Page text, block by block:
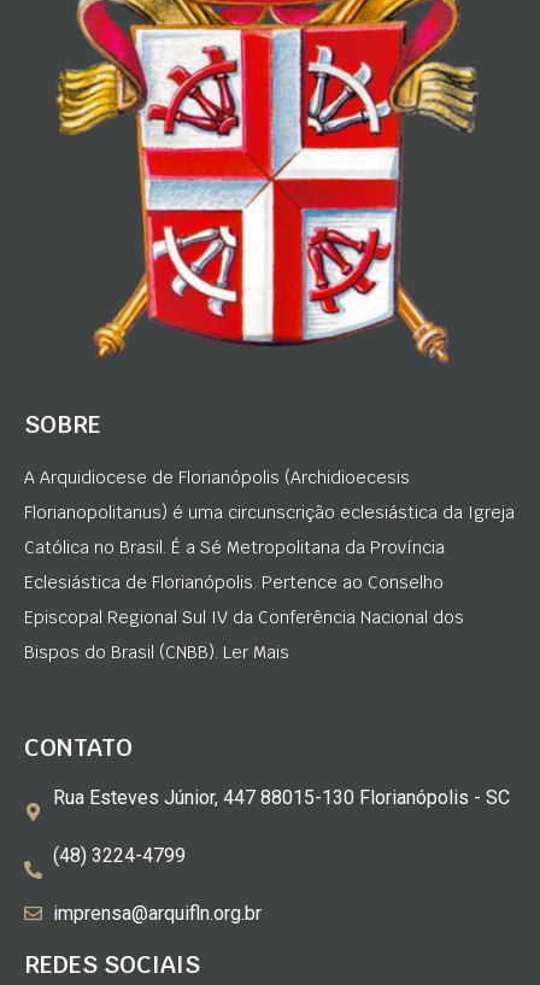
SOBRE
A Arquidiocese de Florianópolis (Archidioecesis
Florianopolitanus) é uma circunscrição eclesiástica da Igreja
Católica no Brasil. É a Sé Metropolitana da Província
Eclesiástica de Florianópolis. Pertence ao Conselho
Episcopal Regional Sul IV da Conferência Nacional dos
Bispos do Brasil (CNBB). Ler Mais
CONTATO
Rua Esteves Júnior, 447 88015-130 Florianópolis - SC
(48) 3224-4799
imprensa@arquifln.org.br
REDES SOCIAIS